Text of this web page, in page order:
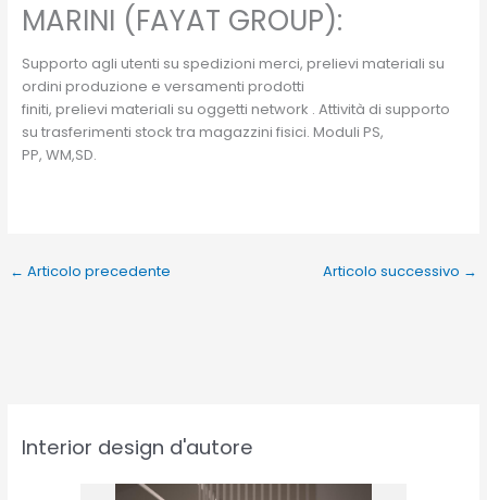
MARINI (FAYAT GROUP):
Supporto agli utenti su spedizioni merci, prelievi materiali su
ordini produzione e versamenti prodotti
finiti, prelievi materiali su oggetti network . Attività di supporto
su trasferimenti stock tra magazzini fisici. Moduli PS,
PP, WM,SD.
← Articolo precedente Articolo successivo →
Interior design d'autore